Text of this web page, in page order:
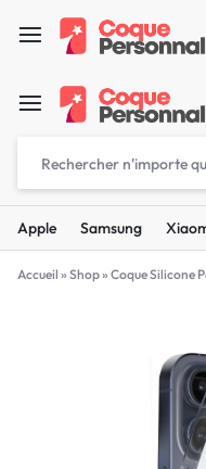
Apple Samsung
Accueil » Shop» Coque Silicone